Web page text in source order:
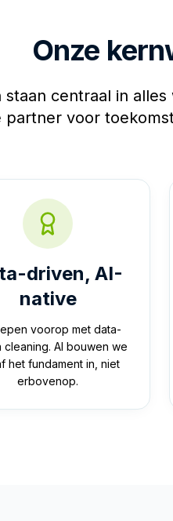
Onze
staan centraal in
voor
driven, AI-
native
voorop met data-
cleaning. AI bouwen we
het fundament in, niet
erbovenop.